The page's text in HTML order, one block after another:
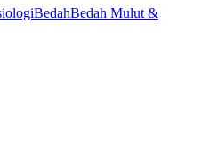
BedahBedah Mulut &